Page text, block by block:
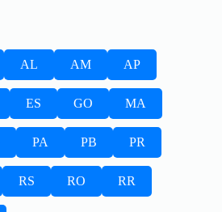
AL AM AP
ES GO MA
PA PB PR
RS RO RR